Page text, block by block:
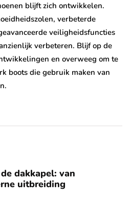
blijft zich ontwikkelen.
verbeterde
veiligheidsfuncties
verbeteren. Blijf op de
en overweeg om te
boots die gebruik maken van
dakkapel: van
uitbreiding